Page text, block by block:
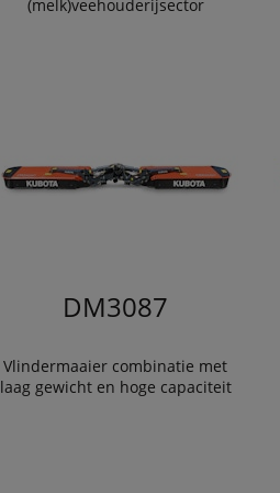
(melk)veehouderijsector
DM3087
Vlindermaaier combinatie met
laag gewicht en hoge capaciteit